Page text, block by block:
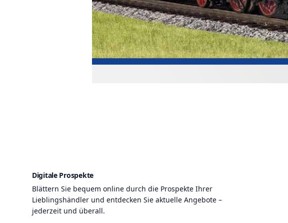
Digitale Prospekte
Blättern Sie bequem online durch die Prospekte Ihrer
Lieblingshändler und entdecken Sie aktuelle Angebote –
jederzeit und überall.